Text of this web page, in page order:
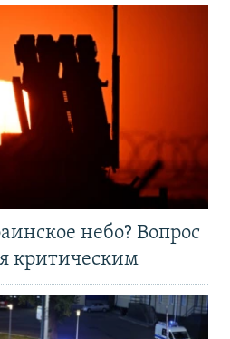
небо? Вопрос
критическим